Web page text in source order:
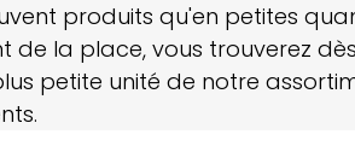
produits qu'en petites
la place, vous trouverez
petite unité de notre